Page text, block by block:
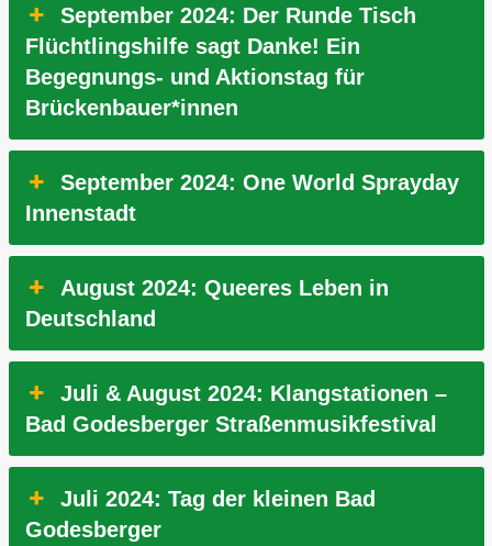
September 2024: Der Runde Tisch
Flüchtlingshilfe sagt Danke! Ein
Begegnungs- und Aktionstag für
Brückenbauer*innen
September 2024: One World Sprayday
Innenstadt
August 2024: Queeres Leben in
Deutschland
Juli & August 2024: Klangstationen –
Bad Godesberger Straßenmusikfestival
Juli 2024: Tag der kleinen Bad
Godesberger